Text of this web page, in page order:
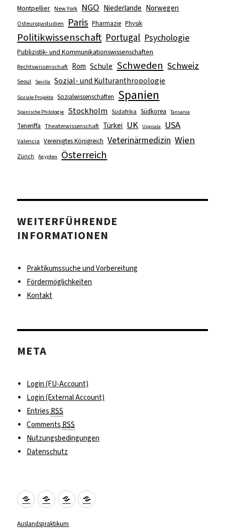
Montpellier New York NGO Niederlande Norwegen
Osteuropastudien Paris Pharmazie Physik
Politikwissenschaft Portugal Psychologie
Publizistik- und Kommunikationswissenschaften
Rechtswissenschaft Rom Schule Schweden Schweiz
Seoul Sevilla Sozial- und Kulturanthropologie
Soziale Projekte Sozialwissenschaften Spanien
Spanische Philologie Stockholm Südafrika Südkorea Tansania
Teneriffa Theaterwissenschaft Türkei UK Uppsala USA
Valencia Vereinigtes Königreich Veterinärmedizin Wien
Zürich Ägypten Österreich
WEITERFÜHRENDE
INFORMATIONEN
Praktikumssuche und Vorbereitung
Fördermöglichkeiten
Kontakt
META
Login (FU-Account)
Login (External Account)
EntriesRSS
CommentsRSS
Nutzungsbedingungen
Datenschutz
Praktikumssuche
und
Fördermöglichkeiten
KontaktImpressum
Auslandspraktikum